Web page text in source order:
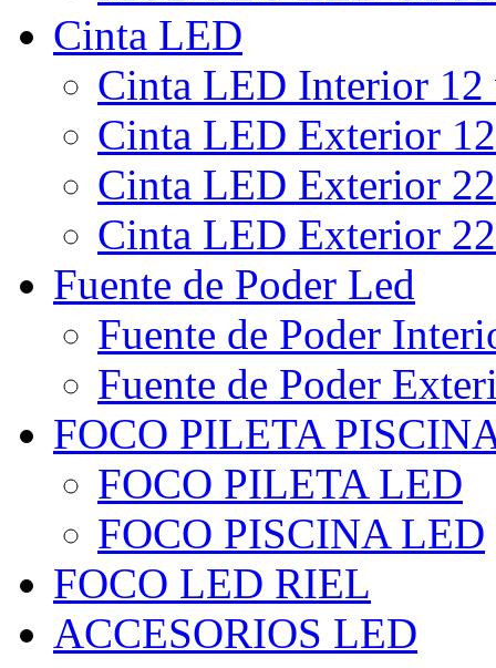
Cinta LED
Cinta LED Interior
Cinta LED Exterior
Cinta LED Exterior
Cinta LED Exterior
Fuente de Poder Led
Fuente de Poder
Fuente de Poder
FOCO PILETA
FOCO PILETA LED
FOCO PISCINA LED
FOCO LED RIEL
ACCESORIOS LED